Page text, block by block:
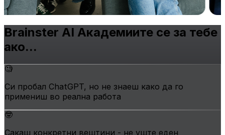
Brainster AI Академиите се за тебе
ако...
🧐
Си пробал ChatGPT, но не знаеш како да го
примениш во реална работа
🤓
Сакаш конкретни вештини - не уште еден